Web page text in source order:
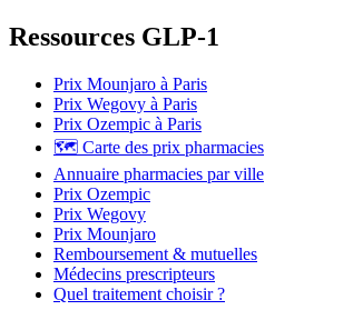
Ressources GLP-1
Prix Mounjaro à Paris
Prix Wegovy à Paris
Prix Ozempic à Paris
🗺️ Carte des prix pharmacies
Annuaire pharmacies par ville
Prix Ozempic
Prix Wegovy
Prix Mounjaro
Remboursement & mutuelles
Médecins prescripteurs
Quel traitement choisir ?